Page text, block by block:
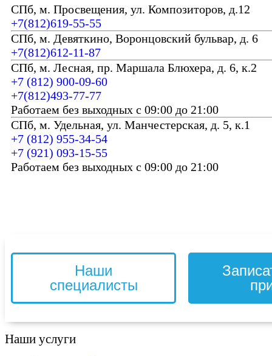
СПб, м. Просвещения, ул. Композиторов, д.12
+7(812)619-55-55
СПб, м. Девяткино, Воронцовский бульвар, д. 6
+7(812)612-11-87
СПб, м. Лесная, пр. Маршала Блюхера, д. 6, к.2
+7 (812) 900-09-60
+7(812)493-77-77
Работаем без выходных с 09:00 до 21:00
СПб, м. Удельная, ул. Манчестерская, д. 5, к.1
+7 (812) 955-34-54
+7 (921) 093-15-55
Работаем без выходных с 09:00 до 21:00
Наши
специалисты
Наши услуги